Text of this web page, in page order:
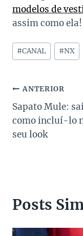
modelos de
assim como ela!
Tags
do
#CANAL #NX
Navegação
de
Post
ANTERIOR
Sapato Mule:
como incluí-lo
seu look
Posts